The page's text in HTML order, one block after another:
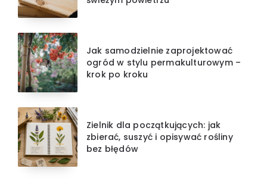
Jak samodzielnie zaprojektować
ogród w stylu permakulturowym –
krok po kroku
Zielnik dla początkujących: jak
zbierać, suszyć i opisywać rośliny
bez błędów